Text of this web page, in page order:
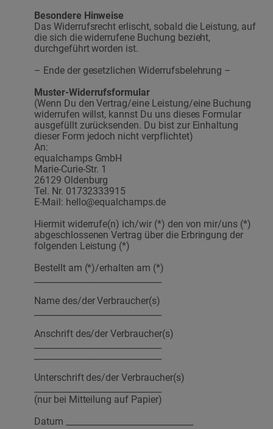
Besondere Hinweise
Das Widerrufsrecht erlischt, sobald die Leistung, auf
die sich die widerrufene Buchung bezieht,
durchgeführt worden ist.
– Ende der gesetzlichen Widerrufsbelehrung –
Muster-Widerrufsformular
(Wenn Du den Vertrag/eine Leistung/eine Buchung
widerrufen willst, kannst Du uns dieses Formular
ausgefüllt zurücksenden. Du bist zur Einhaltung
dieser Form jedoch nicht verpflichtet)
An:
equalchamps GmbH
Marie-Curie-Str. 1
26129 Oldenburg
Tel. Nr. 01732333915
E-Mail: hello@equalchamps.de
Hiermit widerrufe(n) ich/wir (*) den von mir/uns (*)
abgeschlossenen Vertrag über die Erbringung der
folgenden Leistung (*)
Bestellt am (*)/erhalten am (*)
Name des/der Verbraucher(s)
Anschrift des/der Verbraucher(s)
Unterschrift des/der Verbraucher(s)
(nur bei Mitteilung auf Papier)
Datum ______________________________